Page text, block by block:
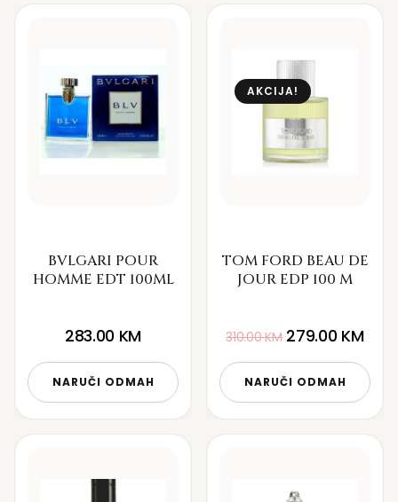
BVLGARI POUR
HOMME EDT 100ML
283.00 KM
NARUČI ODMAH
AKCIJA!
TOM FORD BEAU DE
JOUR EDP 100 M
310.00KM 279.00 KM
NARUČI ODMAH